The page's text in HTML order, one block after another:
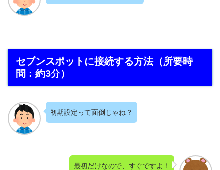
セブンスポットに接続する方法（所要時
間：約3分）
初期設定って面倒じゃね？
最初だけなので、すぐですよ！